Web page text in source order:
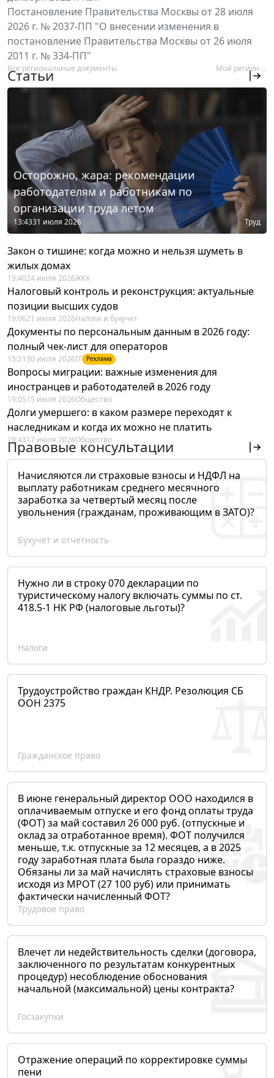
Постановление Правительства Москвы от 28 июля
2026 г. № 2037-ПП "О внесении изменения в
постановление Правительства Москвы от 26 июля
2011 г. № 334-ПП"
Все региональные документы Мой регион ...
Статьи
Осторожно, жара: рекомендации
работодателям и работникам по
организации труда летом
13:4331 июля 2026 Труд
Закон о тишине: когда можно и нельзя шуметь в
жилых домах
19:4024 июля 2026ЖКХ
Налоговый контроль и реконструкция: актуальные
позиции высших судов
19:0621 июля 2026Налоги и бухучет
Документы по персональным данным в 2026 году:
полный чек-лист для операторов
15:21 30 июля 2026IT Реклама
Вопросы миграции: важные изменения для
иностранцев и работодателей в 2026 году
19:0515 июля 2026Общество
Долги умершего: в каком размере переходят к
наследникам и когда их можно не платить
19:4317 июля 2026Общество
Правовые консультации
Начисляются ли страховые взносы и НДФЛ на
выплату работникам среднего месячного
заработка за четвертый месяц после
увольнения (гражданам, проживающим в ЗАТО)?
Бухучет и отчетность
Нужно ли в строку 070 декларации по
туристическому налогу включать суммы по ст.
418.5-1 НК РФ (налоговые льготы)?
Налоги
Трудоустройство граждан КНДР. Резолюция СБ
ООН 2375
Гражданское право
В июне генеральный директор ООО находился в
оплачиваемым отпуске и его фонд оплаты труда
(ФОТ) за май составил 26 000 руб. (отпускные и
оклад за отработанное время). ФОТ получился
меньше, т.к. отпускные за 12 месяцев, а в 2025
году заработная плата была гораздо ниже.
Обязаны ли за май начислять страховые взносы
исходя из МРОТ (27 100 руб) или принимать
фактически начисленный ФОТ?
Трудовое право
Влечет ли недействительность сделки (договора,
заключенного по результатам конкурентных
процедур) несоблюдение обоснования
начальной (максимальной) цены контракта?
Госзакупки
Отражение операций по корректировке суммы
пени